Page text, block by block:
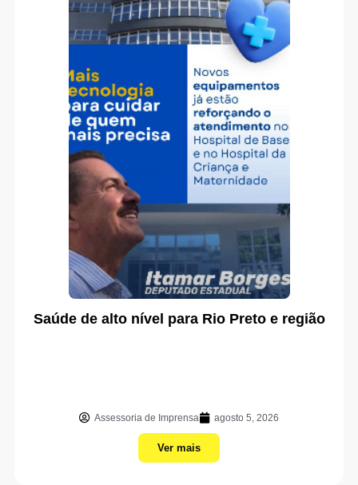
Saúde de alto nível para Rio Preto e região
Assessoria de Imprensa agosto 5, 2026
Ver mais